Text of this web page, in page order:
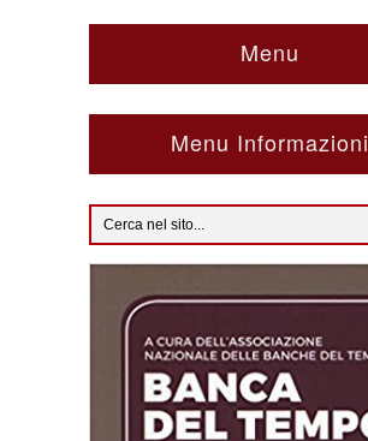
Menu
Menu Informazioni